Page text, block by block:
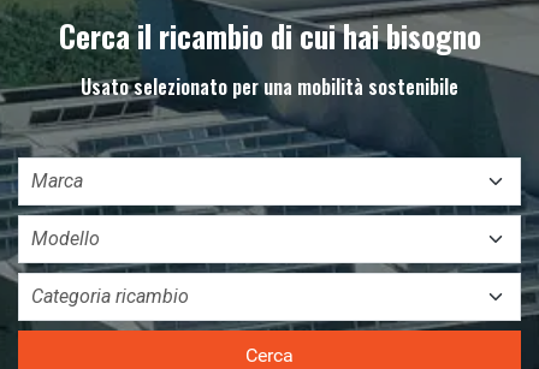
Cerca il ricambio di cui hai bisogno
Usato selezionato per una mobilità sostenibile
Cerca